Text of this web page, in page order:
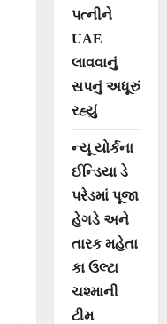
પત્નીને
UAE
લાવવાનું
સપનું અધૂરું
રહ્યું
ન્યૂ યોર્કના
ઈન્ડિયા ડે
પરેડમાં પૂજા
હેગડે અને
તારક મહેતા
કા ઉલ્ટા
ચશ્માની
ટીમ